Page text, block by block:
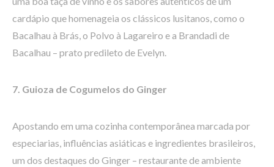
cardápio que homenageia os clássicos lusitanos, como o
Bacalhau à Brás, o Polvo à Lagareiro e a Brandadi de
Bacalhau – prato predileto de Evelyn.
7. Guioza de Cogumelos do Ginger
Apostando em uma cozinha contemporânea marcada por
especiarias, influências asiáticas e ingredientes brasileiros,
um dos destaques do Ginger – restaurante de ambiente